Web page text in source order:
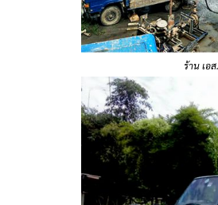
ร้าน เอ